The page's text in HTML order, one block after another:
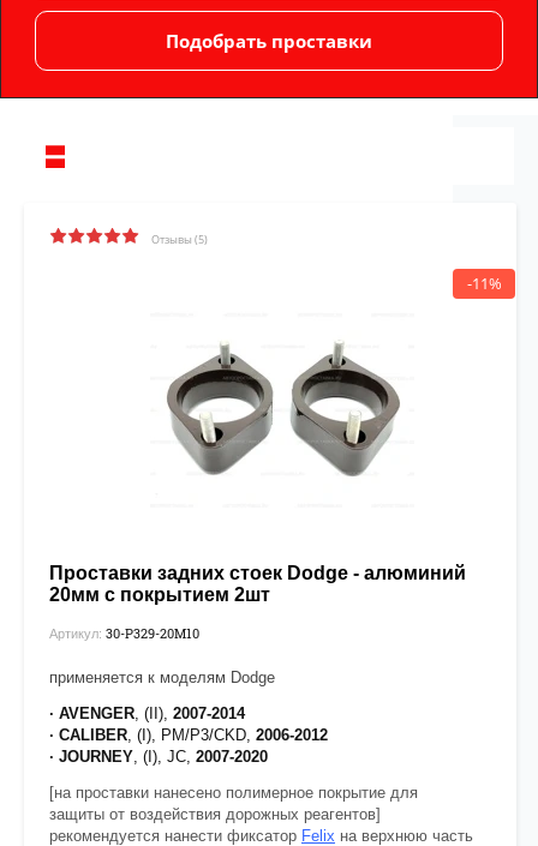
Отзывы (5)
-11%
Проставки задних стоек Dodge - алюминий
20мм с покрытием 2шт
Артикул: 30-P329-20М10
применяется к моделям Dodge
· AVENGER , (II), 2007-2014
· CALIBER , (I), PM/P3/CKD, 2006-2012
· JOURNEY , (I), JC, 2007-2020
[на проставки нанесено полимерное покрытие для
защиты от воздействия дорожных реагентов]
рекомендуется нанести фиксатор Felix на верхнюю часть